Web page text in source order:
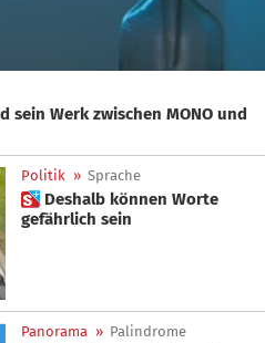
Politik » Sprache
 Deshalb können Worte
gefährlich sein
Panorama » Palindrome